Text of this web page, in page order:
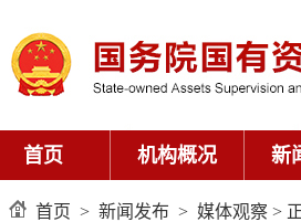
首页 机构概况 新
首页 > 新闻发布 > 媒体观察 >